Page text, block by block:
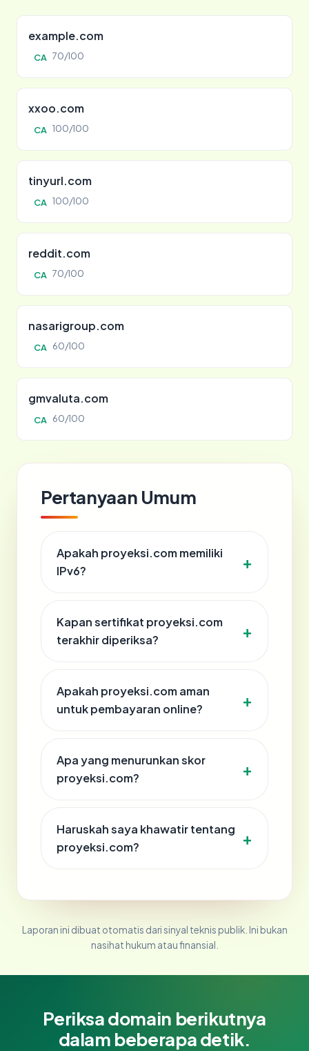
example.com
CA 70/100
xxoo.com
CA 100/100
tinyurl.com
CA 100/100
reddit.com
CA 70/100
nasarigroup.com
CA 60/100
gmvaluta.com
CA 60/100
Pertanyaan Umum
Apakah proyeksi.com memiliki
IPv6?
Kapan sertifikat proyeksi.com
terakhir diperiksa?
Apakah proyeksi.com aman
untuk pembayaran online?
Apa yang menurunkan skor
proyeksi.com?
Haruskah saya khawatir tentang
proyeksi.com?
Laporan ini dibuat otomatis dari sinyal teknis publik. Ini bukan
nasihat hukum atau finansial.
Periksa domain berikutnya
dalam beberapa detik.